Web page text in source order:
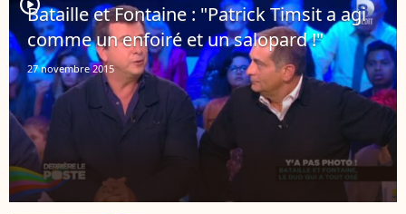
player2
Bataille et Fontaine : "Patrick Timsit a agi
comme un enfoiré et un salopard !"
27 novembre 2015